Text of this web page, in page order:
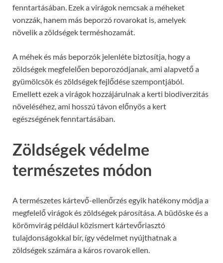
fenntartásában. Ezek a virágok nemcsak a méheket
vonzzák, hanem más beporzó rovarokat is, amelyek
növelik a zöldségek terméshozamát.
A méhek és más beporzók jelenléte biztosítja, hogy a
zöldségek megfelelően beporozódjanak, ami alapvető a
gyümölcsök és zöldségek fejlődése szempontjából.
Emellett ezek a virágok hozzájárulnak a kerti biodiverzitás
növeléséhez, ami hosszú távon előnyös a kert
egészségének fenntartásában.
Zöldségek védelme
természetes módon
A természetes kártevő-ellenőrzés egyik hatékony módja a
megfelelő virágok és zöldségek párosítása. A büdöske és a
körömvirág például közismert kártevőriasztó
tulajdonságokkal bír, így védelmet nyújthatnak a
zöldségek számára a káros rovarok ellen.